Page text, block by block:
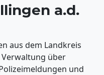
a.d.
aus dem Landkreis
über
und